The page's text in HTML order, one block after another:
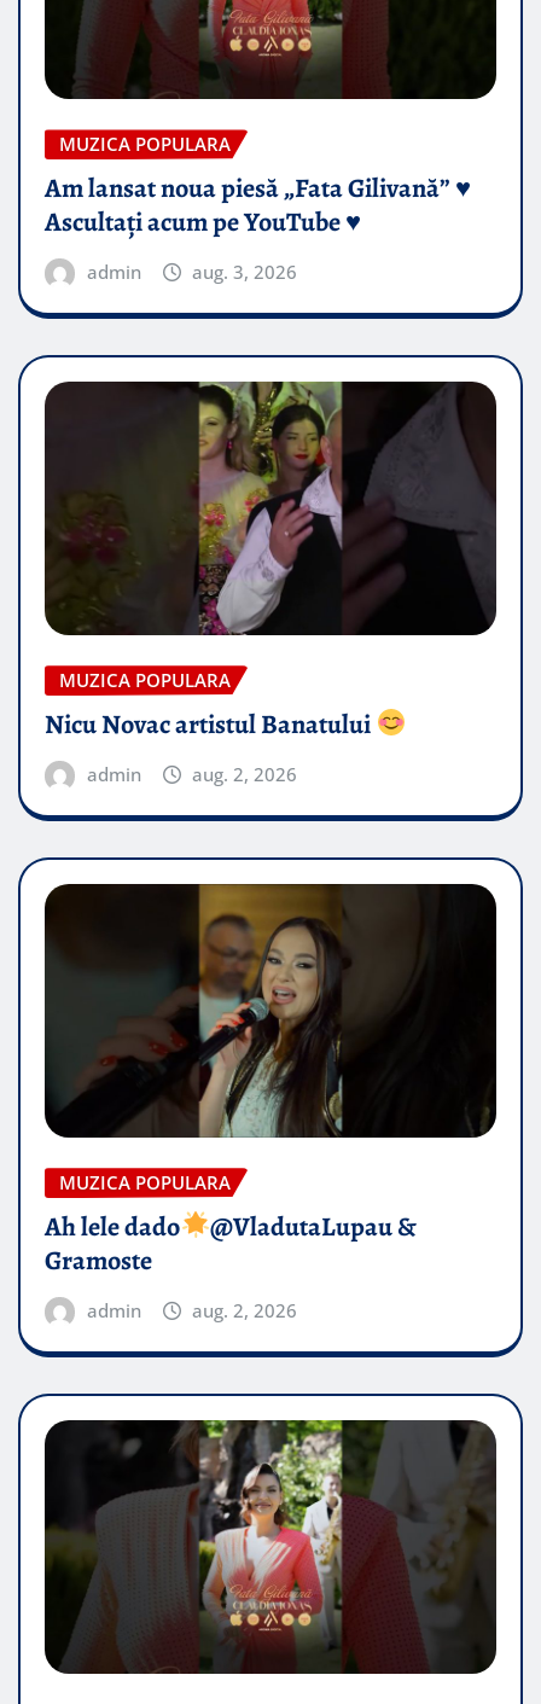
MUZICA POPULARA
Am lansat noua piesă „Fata Gilivană” ♥️
Ascultați acum pe YouTube ♥️
admin aug. 3, 2026
MUZICA POPULARA
Nicu Novac artistul Banatului
admin aug. 2, 2026
MUZICA POPULARA
Ah lele dado​
@VladutaLupau &
Gramoste
admin aug. 2, 2026